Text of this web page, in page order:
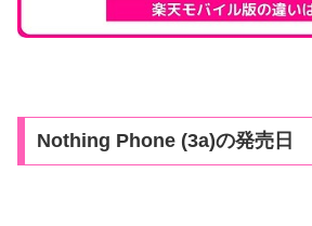
Nothing Phone (3a)の発売日